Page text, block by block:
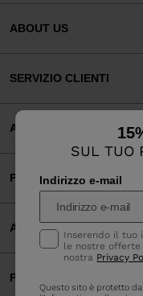
SUL TUO
Indirizzo e-mail
Inserendo il tuo
le nostre
nostra Privacy
Questo sito è protetto
ABOUT US
SERVIZIO CLIENTI
AREA LEGALE
PAGAMENTI ACCETTATI
APP
PARTNERS